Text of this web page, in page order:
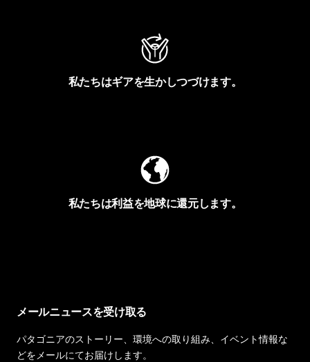
私たちはギアを生かしつづけます。
私たちは利益を地球に還元します。
メールニュースを受け取る
パタゴニアのストーリー、環境への取り組み、イベント情報な
どをメールにてお届けします。